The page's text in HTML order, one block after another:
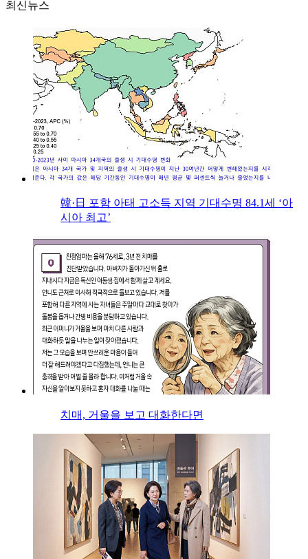
최신뉴스
韓·日 포함 아태 고소득 지역 기대수명 84.1세 ‘아
시아 최고’
치매, 거울을 보고 대화한다면